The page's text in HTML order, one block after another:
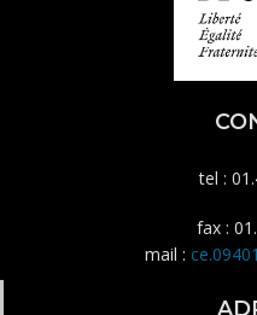
tel :
fax :
mail :